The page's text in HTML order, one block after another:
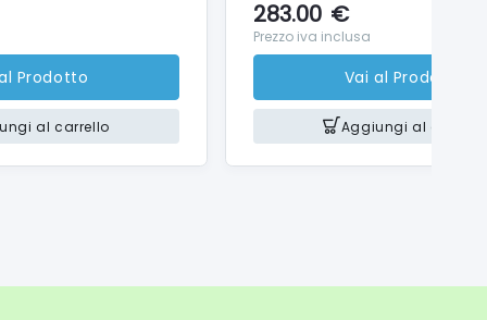
a onde corte quando viene attivata la modalità
Prodotto
al carrello
283.00 €
Prezzo iva inclusa
Vai al Prodotto
Aggiungi al carrello